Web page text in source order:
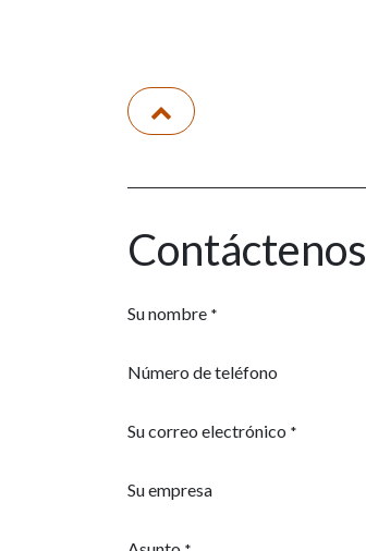
Contáctenos
Su nombre *
Número de teléfono
Su correo electrónico *
Su empresa